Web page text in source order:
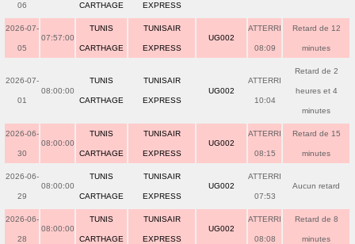
06 CARTHAGE EXPRESS
2026-07-
05
07:57:00
TUNIS
CARTHAGE
TUNISAIR
EXPRESS
UG002
ATTERRI
08:09
Retard de 12
minutes
2026-07-
01
08:00:00
TUNIS
CARTHAGE
TUNISAIR
EXPRESS
UG002
ATTERRI
10:04
Retard de 2
heures et 4
minutes
2026-06-
30
08:00:00
TUNIS
CARTHAGE
TUNISAIR
EXPRESS
UG002
ATTERRI
08:15
Retard de 15
minutes
2026-06-
29
08:00:00
TUNIS
CARTHAGE
TUNISAIR
EXPRESS
UG002
ATTERRI
07:53
Aucun retard
2026-06-
28
08:00:00
TUNIS
CARTHAGE
TUNISAIR
EXPRESS
UG002
ATTERRI
08:08
Retard de 8
minutes